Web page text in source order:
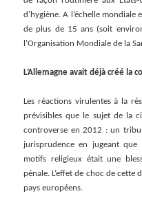
d’hygiène. A l’échelle
de plus de 15 ans (soit
l’Organisation Mondiale de la
L’Allemagne avait déjà créé la
Les réactions virulentes à la
prévisibles que le sujet de la
controverse en 2012 : un
jurisprudence en jugeant
motifs religieux était une
pénale. L’effet de choc de cette
pays européens.